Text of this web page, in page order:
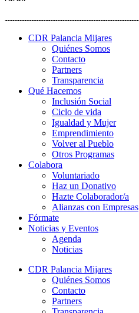
CDR Palancia Mijares
Quiénes Somos
Contacto
Partners
Transparencia
Qué Hacemos
Inclusión Social
Ciclo de vida
Igualdad y Mujer
Emprendimiento
Volver al Pueblo
Otros Programas
Colabora
Voluntariado
Haz un Donativo
Hazte Colaborador/a
Alianzas con Empresas
Fórmate
Noticias y Eventos
Agenda
Noticias
CDR Palancia Mijares
Quiénes Somos
Contacto
Partners